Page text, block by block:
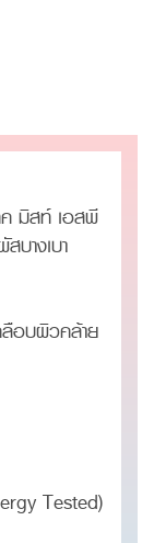
ค มิสท์ เอสพี
บางเบา
วลา
อบผิวคล้าย
บผิว
ดิวอี้
นเหงื่อ
Tested)